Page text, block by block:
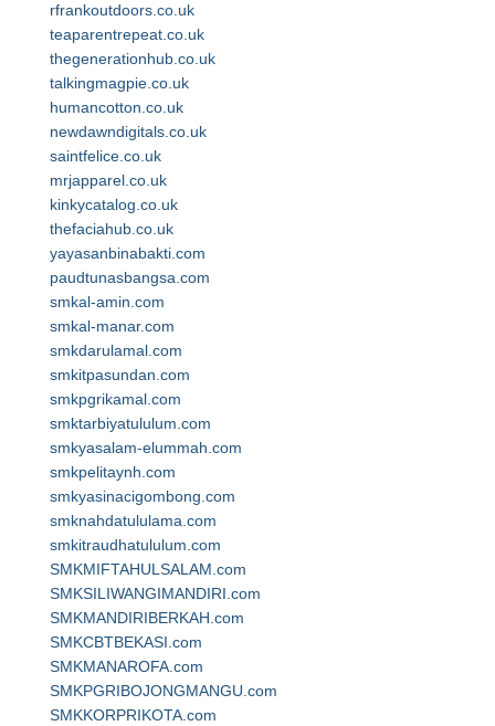
rfrankoutdoors.co.uk
teaparentrepeat.co.uk
thegenerationhub.co.uk
talkingmagpie.co.uk
humancotton.co.uk
newdawndigitals.co.uk
saintfelice.co.uk
mrjapparel.co.uk
kinkycatalog.co.uk
thefaciahub.co.uk
yayasanbinabakti.com
paudtunasbangsa.com
smkal-amin.com
smkal-manar.com
smkdarulamal.com
smkitpasundan.com
smkpgrikamal.com
smktarbiyatululum.com
smkyasalam-elummah.com
smkpelitaynh.com
smkyasinacigombong.com
smknahdatululama.com
smkitraudhatululum.com
SMKMIFTAHULSALAM.com
SMKSILIWANGIMANDIRI.com
SMKMANDIRIBERKAH.com
SMKCBTBEKASI.com
SMKMANAROFA.com
SMKPGRIBOJONGMANGU.com
SMKKORPRIKOTA.com